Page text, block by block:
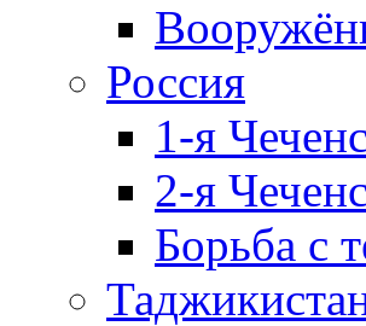
Россия
1-я
2-я
Борьба с